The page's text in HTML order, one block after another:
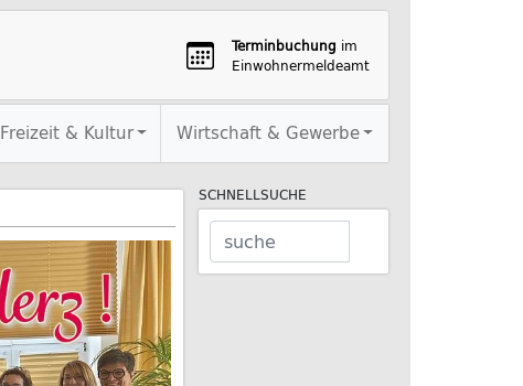
Terminbuchung im
Einwohnermeldeamt
Freizeit & Kultur Wirtschaft & Gewerbe
SCHNELLSUCHE